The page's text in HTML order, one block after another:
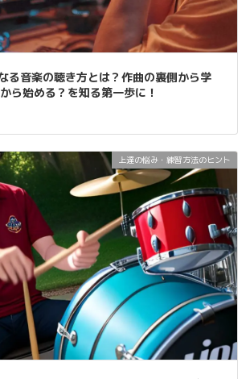
る音楽の聴き方とは？作曲の裏側から学
ら始める？を知る第一歩に！
上達の悩み・練習方法のヒント